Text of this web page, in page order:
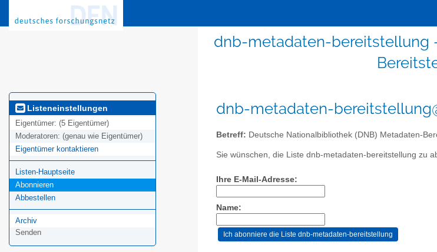
dnb-metadaten-bereitstellung
Listeneinstellungen
Eigentümer: (5 Eigentümer)
Moderatoren: (genau wie Eigentümer)
Eigentümer kontaktieren
Listen-Hauptseite
Abonnieren
Abbestellen
Archiv
Senden
dnb-metadaten-
Betreff: Deutsche Nationalbibliothek (DNB) Metadaten-
Sie wünschen, die Liste dnb-metadaten-bereitstellung zu
Ihre E-Mail-Adresse:
Name: